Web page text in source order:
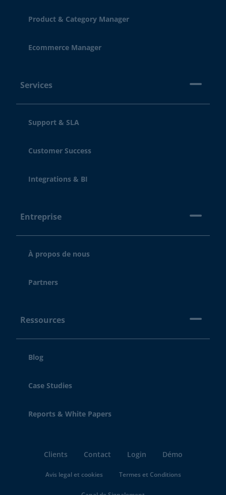
Product & Category Manager
Ecommerce Manager
Services
Support & SLA
Customer Success
Integrations & BI
Entreprise
À propos de nous
Partners
Ressources
Blog
Case Studies
Reports & White Papers
Clients Contact Login Démo
Avis legal et cookies Termes et Conditions